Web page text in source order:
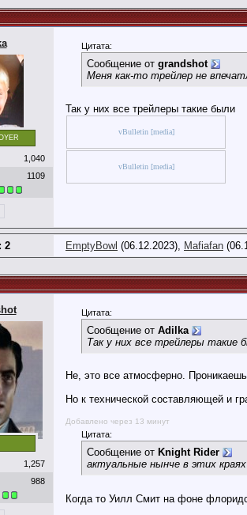
1,040
1109
Цитата:
Сообщение от grandshot
Меня как-то трейлер не
Так у них все трейлеры такие были
vBulletin [media]
vBulletin [media]
2 EmptyBowl (06.12.2023), Mafiafan
1,257
988
Цитата:
Сообщение от Adilka
Так у них все трейлеры такие
Не, это все атмосферно.
Но к технической составляющей и
Добавлено через 13 минут
Цитата:
Сообщение от Knight Rider
актуальные нынче в этих
Когда то Уилл Смит на фоне